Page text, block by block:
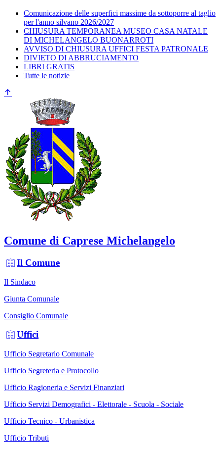
Comunicazione delle superfici massime da sottoporre al taglio
per l'anno silvano 2026/2027
CHIUSURA TEMPORANEA MUSEO CASA NATALE
DI MICHELANGELO BUONARROTI
AVVISO DI CHIUSURA UFFICI FESTA PATRONALE
DIVIETO DI ABBRUCIAMENTO
LIBRI GRATIS
Tutte le notizie
Comune di Caprese Michelangelo
Il Comune
Il Sindaco
Giunta Comunale
Consiglio Comunale
Uffici
Ufficio Segretario Comunale
Ufficio Segreteria e Protocollo
Ufficio Ragioneria e Servizi Finanziari
Ufficio Servizi Demografici - Elettorale - Scuola - Sociale
Ufficio Tecnico - Urbanistica
Ufficio Tributi